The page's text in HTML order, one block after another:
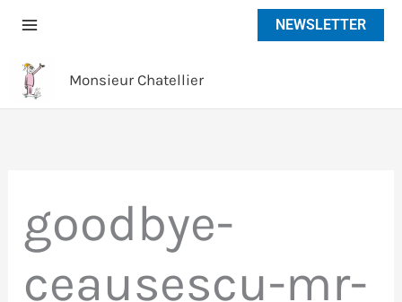
NEWSLETTER
Monsieur Chatellier
goodbye-
ceausescu-mr-